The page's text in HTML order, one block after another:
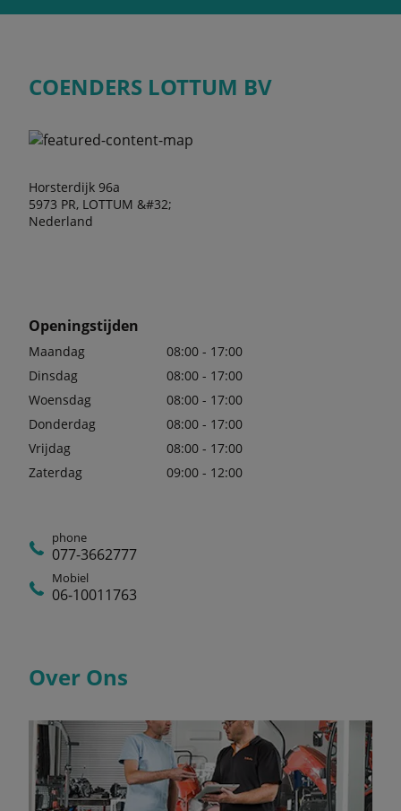
COENDERS LOTTUM BV
Horsterdijk 96a
5973 PR, LOTTUM &#32;
Nederland
Openingstijden
Maandag
08:00 - 17:00
Dinsdag
08:00 - 17:00
Woensdag
08:00 - 17:00
Donderdag
08:00 - 17:00
Vrijdag
08:00 - 17:00
Zaterdag
09:00 - 12:00
phone
077-3662777
Mobiel
06-10011763
Over Ons